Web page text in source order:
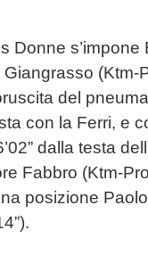
Donne s’impone
Giangrasso
del
con la Ferri, e
dalla testa
Fabbro (Ktm-
posizione